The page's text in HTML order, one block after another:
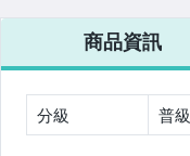
商品資訊
分級 普級